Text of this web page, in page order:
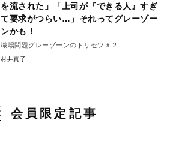
を流された」「上司が『できる人』すぎ
て要求がつらい…」それってグレーゾー
ンかも！
職場問題グレーゾーンのトリセツ＃２
村井真子
会員限定記事